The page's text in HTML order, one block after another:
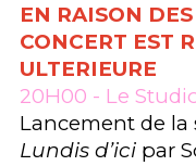
EN RAISON
CONCERT EST
ULTERIEURE
20H00 - Le
Lancement de la
Lundis d’ici par